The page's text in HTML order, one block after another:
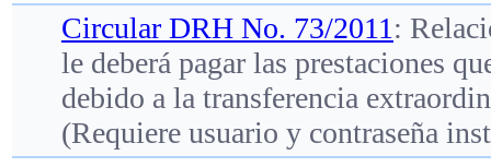
Circular DRH No. 73/2011:
le deberá pagar las prestaciones
debido a la transferencia
(Requiere usuario y contraseña